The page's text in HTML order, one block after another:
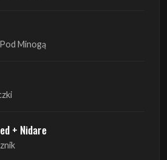
Minogą
+ Nidare